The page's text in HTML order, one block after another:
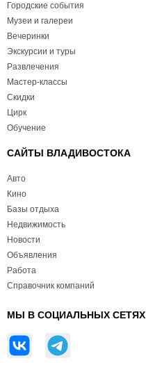
Городские события
Музеи и галереи
Вечеринки
Экскурсии и туры
Развлечения
Мастер-классы
Скидки
Цирк
Обучение
САЙТЫ ВЛАДИВОСТОКА
Авто
Кино
Базы отдыха
Недвижимость
Новости
Объявления
Работа
Справочник компаний
МЫ В СОЦИАЛЬНЫХ СЕТЯХ